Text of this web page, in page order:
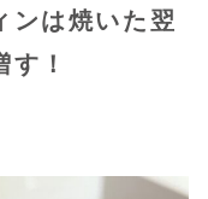
ンは焼いた翌
！